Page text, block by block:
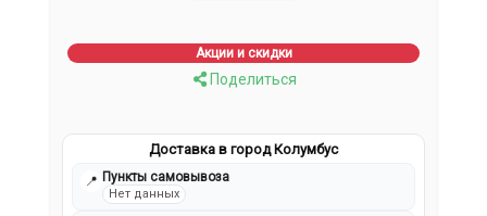
Акции и скидки
Поделиться
Доставка в город Колумбус
📍 Пункты самовывоза
Нет данных